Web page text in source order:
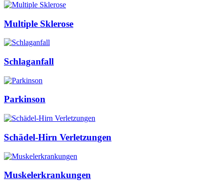
Multiple Sklerose
Schlaganfall
Parkinson
Schädel-Hirn Verletzungen
Muskelerkrankungen